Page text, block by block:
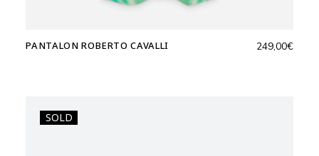
PANTALON ROBERTO CAVALLI 249,00€
SOLD